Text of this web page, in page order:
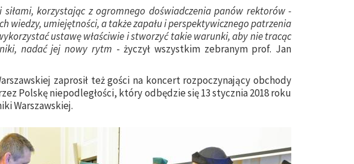
siłami, korzystając z ogromnego doświadczenia panów rektorów -
wiedzy, umiejętności, a także zapału i perspektywicznego patrzenia
ustawę właściwie i stworzyć takie warunki, aby nie tracąc
nadać jej nowy rytm - życzył wszystkim zebranym prof. Jan
zaprosił też gości na koncert rozpoczynający obchody
Polskę niepodległości, który odbędzie się 13 stycznia 2018 roku
Warszawskiej.